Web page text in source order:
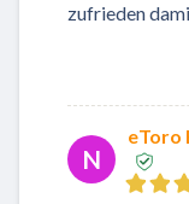
zufrieden
N
eToro